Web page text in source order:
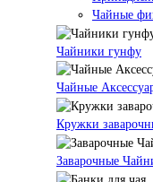
Чайные
Чайники гунфу
Чайные
Кружки
Заварочные